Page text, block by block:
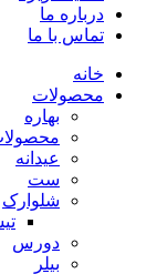
درباره ما
تماس با ما
خانه
محصولات
بهاره
عیدانه
ست
شلوارک
دورس
بیلر